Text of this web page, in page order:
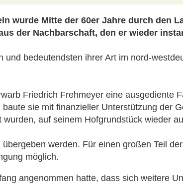
wurde Mitte der 60er Jahre durch den
der Nachbarschaft, den er wieder
bedeutendsten ihrer Art im nord-
Friedrich Frehmeyer eine ausgediente
sie mit finanzieller Unterstützung der
auf seinem Hofgrundstück wieder
werden. Für einen großen Teil
möglich.
angenommen hatte, dass sich weitere